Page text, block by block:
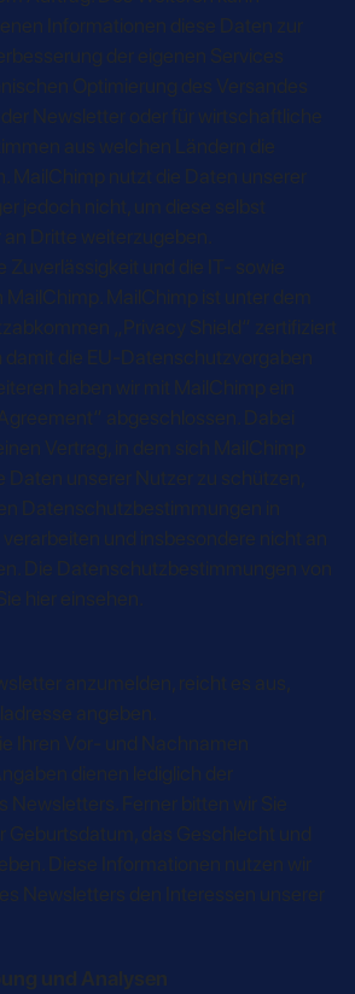
Informationen diese Daten zur
der eigenen Services
Optimierung des Versandes
Newsletter oder für wirtschaftliche
aus welchen Ländern die
MailChimp nutzt die Daten unserer
jedoch nicht, um diese selbst
Dritte weiterzugeben.
Zuverlässigkeit und die IT- sowie
MailChimp. MailChimp ist unter dem
„Privacy Shield“ zertifiziert
die EU-Datenschutzvorgaben
haben wir mit MailChimp ein
abgeschlossen. Dabei
Vertrag, in dem sich MailChimp
Daten unserer Nutzer zu schützen,
Datenschutzbestimmungen in
und insbesondere nicht an
Die Datenschutzbestimmungen von
hier einsehen.
anzumelden, reicht es aus,
angeben.
Ihren Vor- und Nachnamen
dienen lediglich der
Newsletters. Ferner bitten wir Sie
Geburtsdatum, das Geschlecht und
Diese Informationen nutzen wir
Newsletters den Interessen unserer
und Analysen